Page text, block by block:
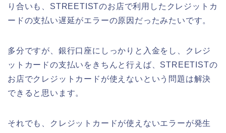
り合いも、STREETISTのお店で利用したクレジットカ
ードの支払い遅延がエラーの原因だったみたいです。
多分ですが、銀行口座にしっかりと入金をし、クレジ
ットカードの支払いをきちんと行えば、STREETISTの
お店でクレジットカードが使えないという問題は解決
できると思います。
それでも、クレジットカードが使えないエラーが発生